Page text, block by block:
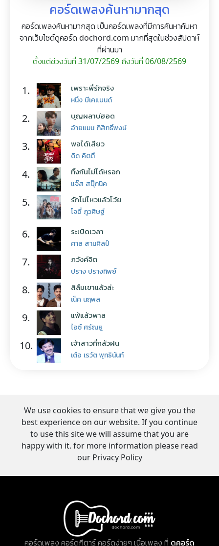
คอร์ดเพลงค้นหามากสุด
คอร์ดเพลงค้นหามากสุด เป็นคอร์ดเพลงที่มีการค้นหาค้นหา
จากเว็บไซต์ดูคอร์ด dochord.com มากที่สุดในช่วงสัปดาห์
ที่ผ่านมา
ตั้งแต่ช่วงวันที่ 31/07/2569 ถึงวันที่ 06/08/2569
1. เพราะพี่รักจริง
หนึ่ง บีเคแบนด์
2. บุญผลาบ่ฮอด
อ้ายแมน ภิสิทธิ์พงษ์
3. พอได้เสียว
ดิด คิตตี้
4. ทิ้งกันไม่ได้หรอก
แจ๊ส สปุ๊กนิค
5. รักไม่ไหวแล้วโว้ย
โจอี้ ภูวศิษฐ์
6. ระเบิดเวลา
ศาล สานศิลป์
7. ภวังค์จิต
ปราง ปรางทิพย์
8. สิลืมเขาแล้วล่ะ
เน็ค นฤพล
9. แพ้แล้วพาล
ไอซ์ ศรัณยู
10. เจ้าสาวที่กลัวฝน
เต๋อ เรวัต พุทธินันท์
We use cookies to ensure that we give you the
best experience on our website. If you continue
to use this site we will assume that you are
happy with it. for more information please read
our Privacy Policy
คอร์ดเพลง คอร์ดกีตาร์ คอร์ดง่ายๆ เนื้อเพลง ที่ ดูคอร์ด